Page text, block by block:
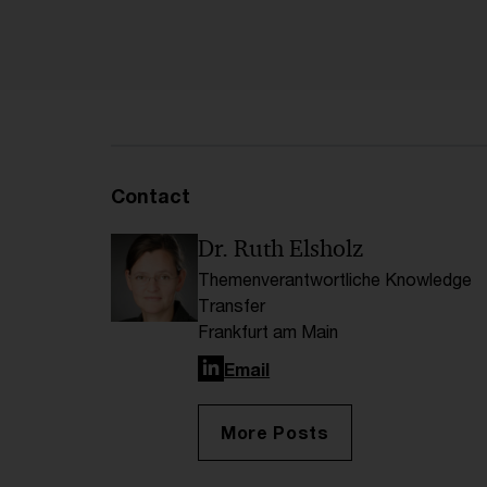
Contact
Dr. Ruth Elsholz
Themenverantwortliche Knowledge
Transfer
Frankfurt am Main
LinkedIn
Email
More Posts